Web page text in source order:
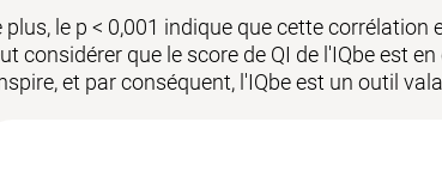
plus, le p < 0,001 indique que cette
considérer que le score de QI de l'IQbe est
et par conséquent, l'IQbe est un outil